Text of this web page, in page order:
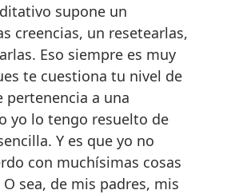
supone un
creencias, un resetearlas,
Eso siempre es muy
te cuestiona tu nivel de
pertenencia a una
yo lo tengo resuelto de
Y es que yo no
con muchísimas cosas
sea, de mis padres, mis